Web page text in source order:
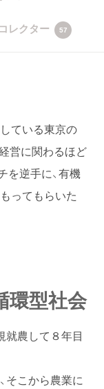
コレクター 57
ている東京の
営に関わるほど
を逆手に、有機
ってもらいた
環型社会
就農して８年目
そこから農業に